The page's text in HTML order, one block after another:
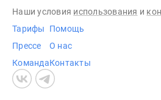
Наши условия использования и
Тарифы
Прессе
Команда
Помощь
О нас
Контакты